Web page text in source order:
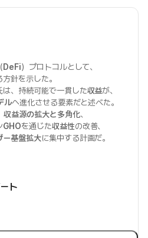
DeFi）プロトコルとして、
針を示した。
は、持続可能で一貫した収益が、
ルへ進化させる要素だと述べた。
収益源の拡大と多角化、
GHOを通じた収益性の改善、
ー基盤拡大に集中する計画だ。
ト